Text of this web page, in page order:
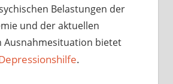
Belastungen der
und der aktuellen
Ausnahmesituation bietet
.